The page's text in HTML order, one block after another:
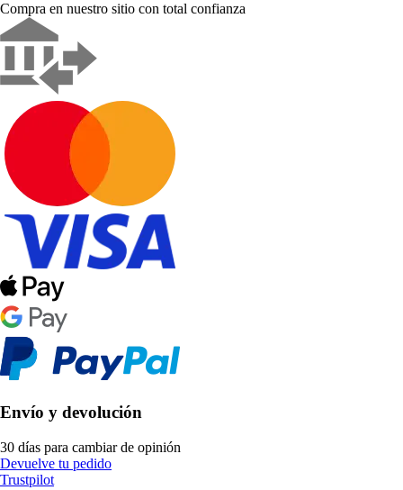
Compra en nuestro sitio con total confianza
Envío y devolución
30 días para cambiar de opinión
Devuelve tu pedido
Trustpilot